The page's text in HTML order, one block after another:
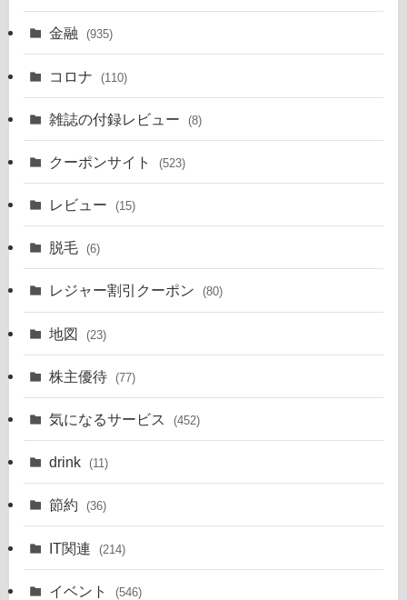
金融 (935)
コロナ (110)
雑誌の付録レビュー (8)
クーポンサイト (523)
レビュー (15)
脱毛 (6)
レジャー割引クーポン (80)
地図 (23)
株主優待 (77)
気になるサービス (452)
drink (11)
節約 (36)
IT関連 (214)
イベント (546)